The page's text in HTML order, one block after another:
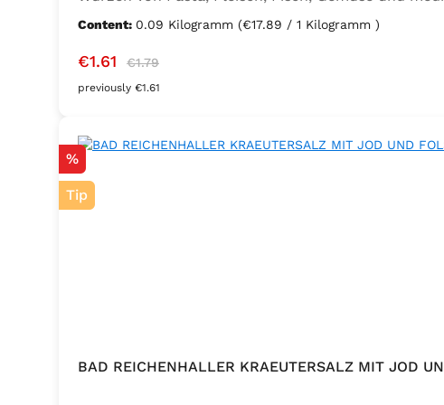
Sellerie, Zwiebel, Basilikum, Dill, Majoran, Lorbeer,
Content: 0.09 Kilogramm (€17.89 / 1 Kilogramm )
Sale price:
€1.61 Regular price:
€1.79
previously €1.61
Discount
%
Tip
BAD REICHENHALLER KRAEUTERSALZ MIT JOD